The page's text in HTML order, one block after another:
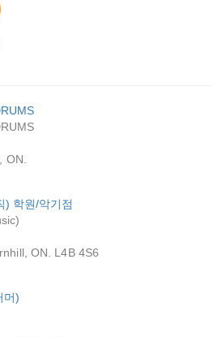
ON.
) 학원/악기점
ON. L4B 4S6
머)